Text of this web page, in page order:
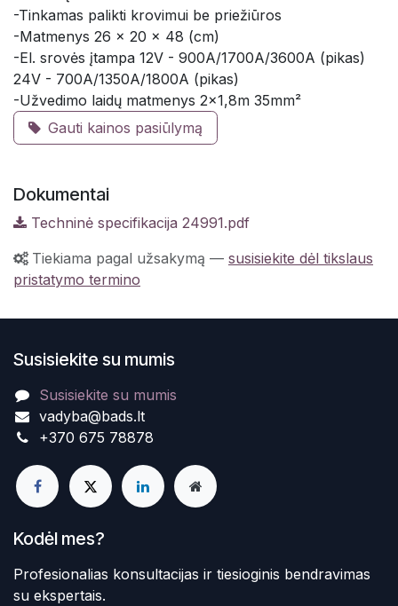
-Tinkamas palikti krovimui be priežiūros
-Matmenys 26 x 20 x 48 (cm)
-El. srovės įtampa 12V - 900A/1700A/3600A (pikas)
24V - 700A/1350A/1800A (pikas)
-Užvedimo laidų matmenys 2x1,8m 35mm²
Gauti kainos pasiūlymą
Dokumentai
Techninė specifikacija 24991.pdf
Tiekiama pagal užsakymą — susisiekite dėl tikslaus
pristatymo termino
Susisiekite su mumis
Susisiekite su mumis
vadyba@bads.lt
+370 675 78878
Kodėl mes?
Profesionalias konsultacijas ir tiesioginis bendravimas
su ekspertais.